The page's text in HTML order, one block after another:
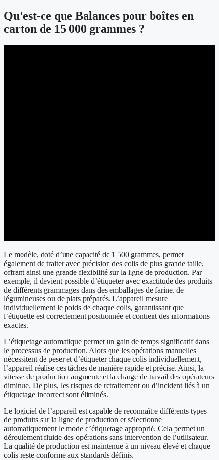
Qu'est-ce que Balances pour boîtes en
carton de 15 000 grammes ?
Le modèle, doté d’une capacité de 1 500 grammes, permet
également de traiter avec précision des colis de plus grande taille,
offrant ainsi une grande flexibilité sur la ligne de production. Par
exemple, il devient possible d’étiqueter avec exactitude des produits
de différents grammages dans des emballages de farine, de
légumineuses ou de plats préparés. L’appareil mesure
individuellement le poids de chaque colis, garantissant que
l’étiquette est correctement positionnée et contient des informations
exactes.
L’étiquetage automatique permet un gain de temps significatif dans
le processus de production. Alors que les opérations manuelles
nécessitent de peser et d’étiqueter chaque colis individuellement,
l’appareil réalise ces tâches de manière rapide et précise. Ainsi, la
vitesse de production augmente et la charge de travail des opérateurs
diminue. De plus, les risques de retraitement ou d’incident liés à un
étiquetage incorrect sont éliminés.
Le logiciel de l’appareil est capable de reconnaître différents types
de produits sur la ligne de production et sélectionne
automatiquement le mode d’étiquetage approprié. Cela permet un
déroulement fluide des opérations sans intervention de l’utilisateur.
La qualité de production est maintenue à un niveau élevé et chaque
colis reste conforme aux standards définis.